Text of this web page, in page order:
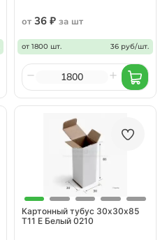
от 36 ₽ за шт
от 1800 шт. 36 руб/шт.
Картонный тубус 30х30х85
Т11 E Белый 0210